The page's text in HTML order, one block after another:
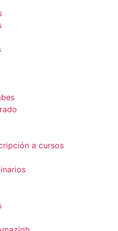
a cursos